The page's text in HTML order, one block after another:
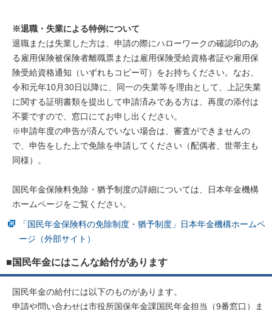
※退職・失業による特例について
退職または失業した方は、申請の際にハローワークの確認印のあ
る雇用保険被保険者離職票または雇用保険受給資格者証や雇用保
険受給資格通知（いずれもコピー可）をお持ちください。なお、
令和元年10月30日以降に、同一の失業等を理由として、上記失業
に関する証明書類を提出して申請済みである方は、再度の添付は
不要ですので、窓口にてお申し出ください。
※申請年度の申告が済んでいない場合は、審査ができませんの
で、申告をした上で免除を申請してください（配偶者、世帯主も
同様）。
国民年金保険料免除・猶予制度の詳細については、日本年金機構
ホームページをご覧ください。
「国民年金保険料の免除制度・猶予制度」日本年金機構ホームペ
ージ（外部サイト）
■国民年金にはこんな給付があります
国民年金の給付には以下のものがあります。
申請や問い合わせは市役所国保年金課国民年金担当（9番窓口）ま